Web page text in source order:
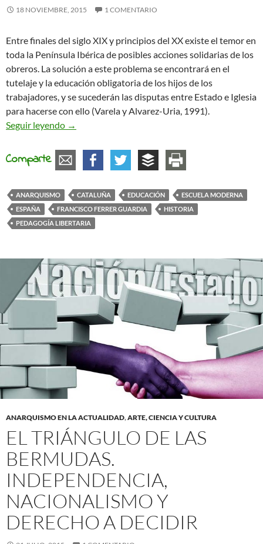
18 NOVIEMBRE, 2015 1 COMENTARIO
Entre finales del siglo XIX y principios del XX existe el temor en
toda la Península Ibérica de posibles acciones solidarias de los
obreros. La solución a este problema se encontrará en el
tutelaje y la educación obligatoria de los hijos de los
trabajadores, y se sucederán las disputas entre Estado e Iglesia
para hacerse con ello (Varela y Alvarez-Uria, 1991).
Seguir leyendo La Escuela Moderna y la renovación pedagógica
→
Comparte
ANARQUISMO CATALUÑA EDUCACIÓN
ESCUELA MODERNA
ESPAÑA
FRANCISCO FERRER GUARDIA
HISTORIA
PEDAGOGÍA LIBERTARIA
ANARQUISMO EN LA ACTUALIDAD,ARTE, CIENCIA Y CULTURA
EL TRIÁNGULO DE LAS
BERMUDAS.
INDEPENDENCIA,
NACIONALISMO Y
DERECHO A DECIDIR